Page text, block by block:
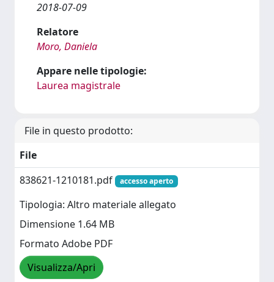
2018-07-09
Relatore
Moro, Daniela
Appare nelle tipologie:
Laurea magistrale
File in questo prodotto:
File
838621-1210181.pdf
accesso aperto
Tipologia: Altro materiale allegato
Dimensione 1.64 MB
Formato Adobe PDF
Visualizza/Apri